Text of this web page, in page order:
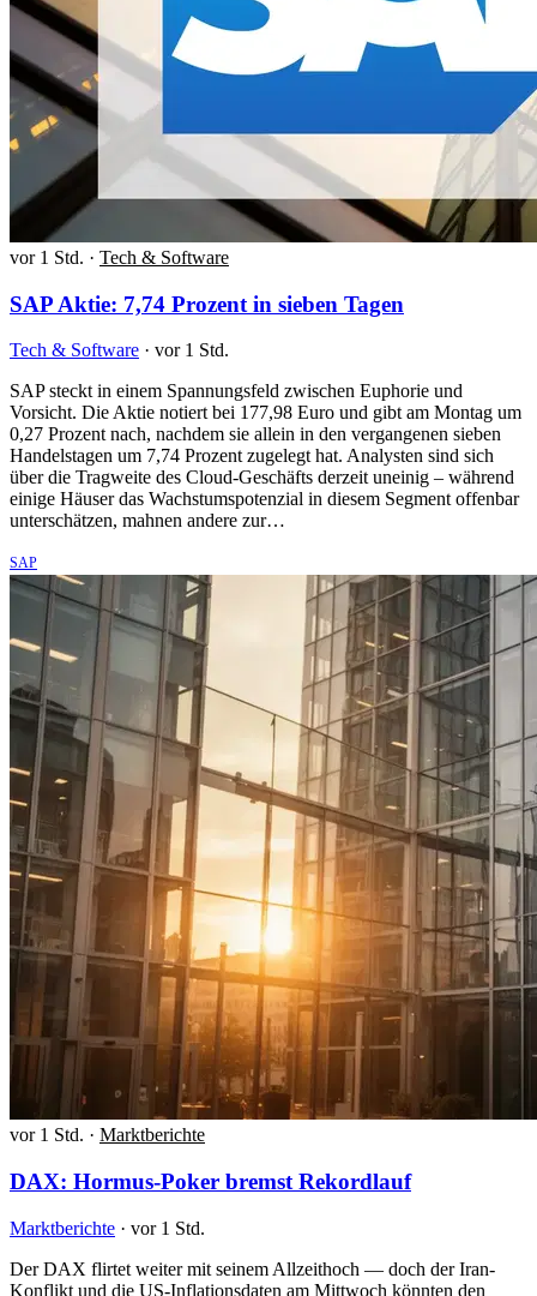
vor 1 Std. · Tech & Software
SAP Aktie: 7,74 Prozent in sieben Tagen
Tech & Software · vor 1 Std.
SAP steckt in einem Spannungsfeld zwischen Euphorie und
Vorsicht. Die Aktie notiert bei 177,98 Euro und gibt am Montag um
0,27 Prozent nach, nachdem sie allein in den vergangenen sieben
Handelstagen um 7,74 Prozent zugelegt hat. Analysten sind sich
über die Tragweite des Cloud-Geschäfts derzeit uneinig – während
einige Häuser das Wachstumspotenzial in diesem Segment offenbar
unterschätzen, mahnen andere zur…
SAP
vor 1 Std. · Marktberichte
DAX: Hormus-Poker bremst Rekordlauf
Marktberichte · vor 1 Std.
Der DAX flirtet weiter mit seinem Allzeithoch — doch der Iran-
Konflikt und die US-Inflationsdaten am Mittwoch könnten den